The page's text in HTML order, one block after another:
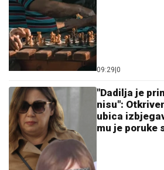
09:29 0
"Dadilja je
nisu":
ubica
mu je poruke